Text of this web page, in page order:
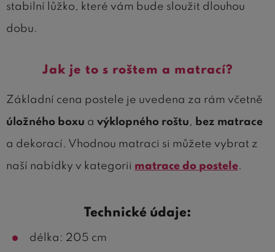
stabilní lůžko, které vám bude sloužit dlouhou
dobu.
Jak je to s roštem a matrací?
Základní cena postele je uvedena za rám včetně
úložného boxu a výklopného roštu, bez matrace
a dekorací. Vhodnou matraci si můžete vybrat z
naší nabídky v kategorii matrace do postele.
Technické údaje:
délka: 205 cm